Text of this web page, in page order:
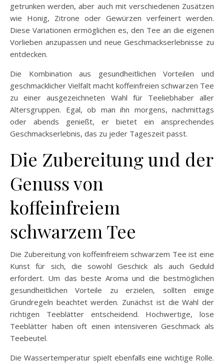
getrunken werden, aber auch mit verschiedenen Zusätzen
wie Honig, Zitrone oder Gewürzen verfeinert werden.
Diese Variationen ermöglichen es, den Tee an die eigenen
Vorlieben anzupassen und neue Geschmackserlebnisse zu
entdecken.
Die Kombination aus gesundheitlichen Vorteilen und
geschmacklicher Vielfalt macht koffeinfreien schwarzen Tee
zu einer ausgezeichneten Wahl für Teeliebhaber aller
Altersgruppen. Egal, ob man ihn morgens, nachmittags
oder abends genießt, er bietet ein ansprechendes
Geschmackserlebnis, das zu jeder Tageszeit passt.
Die Zubereitung und der
Genuss von
koffeinfreiem
schwarzem Tee
Die Zubereitung von koffeinfreiem schwarzem Tee ist eine
Kunst für sich, die sowohl Geschick als auch Geduld
erfordert. Um das beste Aroma und die bestmöglichen
gesundheitlichen Vorteile zu erzielen, sollten einige
Grundregeln beachtet werden. Zunächst ist die Wahl der
richtigen Teeblätter entscheidend. Hochwertige, lose
Teeblätter haben oft einen intensiveren Geschmack als
Teebeutel.
Die Wassertemperatur spielt ebenfalls eine wichtige Rolle.